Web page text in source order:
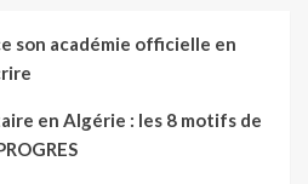
son académie officielle en
en Algérie : les 8 motifs de